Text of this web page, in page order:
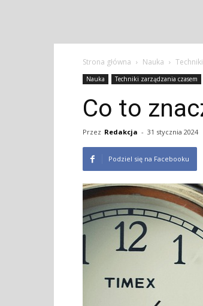
Strona główna Nauka
Nauka Techniki zarządzania czasem
Co to
Przez Redakcja - 31 stycznia 2024
Podziel się na Facebooku